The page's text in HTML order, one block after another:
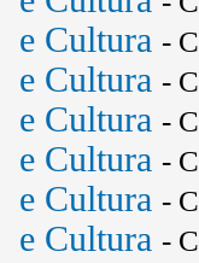
Cultura -
Cultura -
Cultura -
Cultura -
Cultura -
Cultura -